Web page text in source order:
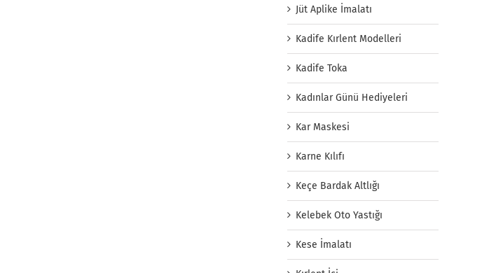
Jüt Aplike İmalatı
Kadife Kırlent Modelleri
Kadife Toka
Kadınlar Günü Hediyeleri
Kar Maskesi
Karne Kılıfı
Keçe Bardak Altlığı
Kelebek Oto Yastığı
Kese İmalatı